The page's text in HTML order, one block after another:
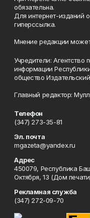
обязательна.
Для интернет-изданий
гиперссылка.
Мнение редакции
Учредители:
информации
общество
Главный редактор:
Телефон
(347) 273-35-81
Эл. почта
mgazeta@yandex.ru
Адрес
450079, Республика
Октября, 13 (Дом
Рекламная служба
(347) 272-09-70